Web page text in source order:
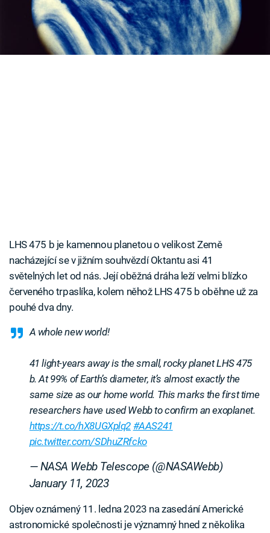
Časopis
Sledujte prima+
Johnse Hopkinse oznámili, že v jeho „síti“ uvízla
první dosud neobjevená exoplaneta.
LHS 475 b je kamennou planetou o velikost Země
nacházející se v jižním souhvězdí Oktantu asi 41
světelných let od nás. Její oběžná dráha leží velmi blízko
červeného trpaslíka, kolem něhož LHS 475 b oběhne už za
pouhé dva dny.
A whole new world!
41 light-years away is the small, rocky planet LHS 475
b. At 99% of Earth’s diameter, it’s almost exactly the
same size as our home world. This marks the first time
researchers have used Webb to confirm an exoplanet.
https://t.co/hX8UGXplq2 #AAS241
pic.twitter.com/SDhuZRfcko
— NASA Webb Telescope (@NASAWebb)
January 11, 2023
Objev oznámený 11. ledna 2023 na zasedání Americké
astronomické společnosti je významný hned z několika